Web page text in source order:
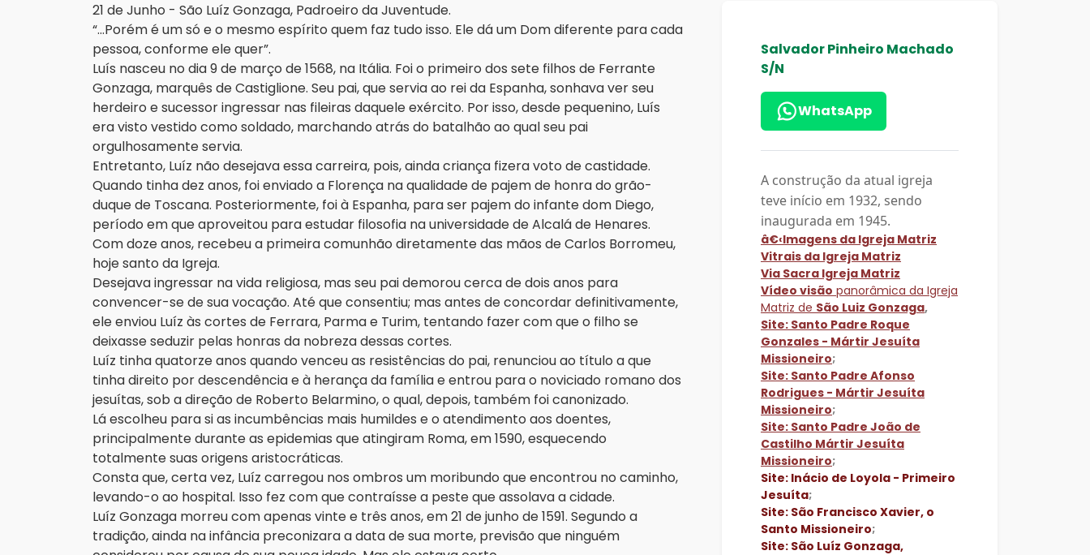
21 de Junho - São Luíz Gonzaga, Padroeiro da Juventude.
“...Porém é um só e o mesmo espírito quem faz tudo isso. Ele dá um Dom diferente para cada
pessoa, conforme ele quer”.
Luís nasceu no dia 9 de março de 1568, na Itália. Foi o primeiro dos sete filhos de Ferrante
Gonzaga, marquês de Castiglione. Seu pai, que servia ao rei da Espanha, sonhava ver seu
herdeiro e sucessor ingressar nas fileiras daquele exército. Por isso, desde pequenino, Luís
era visto vestido como soldado, marchando atrás do batalhão ao qual seu pai
orgulhosamente servia.
Entretanto, Luíz não desejava essa carreira, pois, ainda criança fizera voto de castidade.
Quando tinha dez anos, foi enviado a Florença na qualidade de pajem de honra do grão-
duque de Toscana. Posteriormente, foi à Espanha, para ser pajem do infante dom Diego,
período em que aproveitou para estudar filosofia na universidade de Alcalá de Henares.
Com doze anos, recebeu a primeira comunhão diretamente das mãos de Carlos Borromeu,
hoje santo da Igreja.
Desejava ingressar na vida religiosa, mas seu pai demorou cerca de dois anos para
convencer-se de sua vocação. Até que consentiu; mas antes de concordar definitivamente,
ele enviou Luíz às cortes de Ferrara, Parma e Turim, tentando fazer com que o filho se
deixasse seduzir pelas honras da nobreza dessas cortes.
Luíz tinha quatorze anos quando venceu as resistências do pai, renunciou ao título a que
tinha direito por descendência e à herança da família e entrou para o noviciado romano dos
jesuítas, sob a direção de Roberto Belarmino, o qual, depois, também foi canonizado.
Lá escolheu para si as incumbências mais humildes e o atendimento aos doentes,
principalmente durante as epidemias que atingiram Roma, em 1590, esquecendo
totalmente suas origens aristocráticas.
Consta que, certa vez, Luíz carregou nos ombros um moribundo que encontrou no caminho,
levando-o ao hospital. Isso fez com que contraísse a peste que assolava a cidade.
Luíz Gonzaga morreu com apenas vinte e três anos, em 21 de junho de 1591. Segundo a
tradição, ainda na infância preconizara a data de sua morte, previsão que ninguém
Salvador Pinheiro Machado
S/N
WhatsApp
A construção da atual igreja
teve início em 1932, sendo
inaugurada em 1945.
â€‹Imagens da Igreja Matriz
Vitrais da Igreja Matriz
Via Sacra Igreja Matriz
Vídeo visão panorâmica da Igreja
Matriz de São Luiz Gonzaga,
Site: Santo Padre Roque
Gonzales - Mártir Jesuíta
Missioneiro;
Site: Santo Padre Afonso
Rodrigues - Mártir Jesuíta
Missioneiro;
Site: Santo Padre João de
Castilho Mártir Jesuíta
Missioneiro;
Site: Inácio de Loyola - Primeiro
Jesuíta;
Site: São Francisco Xavier, o
Santo Missioneiro;
Site: São Luíz Gonzaga,